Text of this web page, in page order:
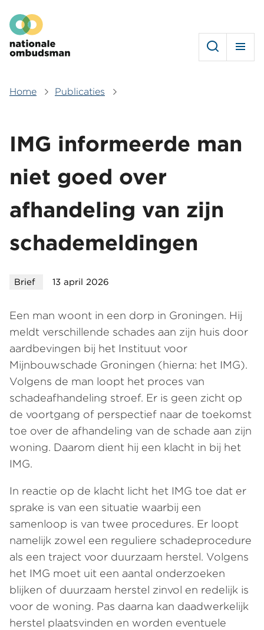
en
naar
de
gaan
Hoofdmenu
Home Publicaties
IMG informeerde man
niet goed over
afhandeling van zijn
schademeldingen
Brief 13 april 2026
Een man woont in een dorp in Groningen. Hij
meldt verschillende schades aan zijn huis door
aardbevingen bij het Instituut voor
Mijnbouwschade Groningen (hierna: het IMG).
Volgens de man loopt het proces van
schadeafhandeling stroef. Er is geen zicht op
de voortgang of perspectief naar de toekomst
toe over de afhandeling van de schade aan zijn
woning. Daarom dient hij een klacht in bij het
IMG.
In reactie op de klacht licht het IMG toe dat er
sprake is van een situatie waarbij een
samenloop is van twee procedures. Er loopt
namelijk zowel een reguliere schadeprocedure
als een traject voor duurzaam herstel. Volgens
het IMG moet uit een aantal onderzoeken
blijken of duurzaam herstel zinvol en redelijk is
voor de woning. Pas daarna kan daadwerkelijk
herstel plaatsvinden en worden eventuele